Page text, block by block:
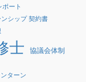
ポート
ンシップ 契約書
士 協議会体制
ターン